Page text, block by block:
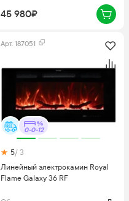
45 980₽
Арт. 187051
0-0-12
5/ 3
Линейный электрокамин Royal
Flame Galaxy 36 RF